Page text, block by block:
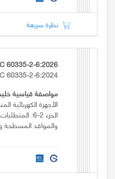
نظرة سريعة
60335-2-6:2026
60335-2-6:2024
مواصفة قياسية
الأجهزة الكهربائية
الجزء 2-6:
والمواقد المسطحة